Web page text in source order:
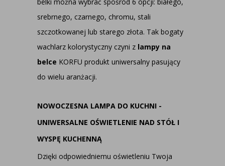
srebrnego, czarnego, chromu, stali
szczotkowanej lub starego złota. Tak bogaty
wachlarz kolorystyczny czyni z lampy na
belce KORFU produkt uniwersalny pasujący
do wielu aranżacji.
NOWOCZESNA LAMPA DO KUCHNI -
UNIWERSALNE OŚWIETLENIE NAD STÓŁ I
WYSPĘ KUCHENNĄ
Dzięki odpowiedniemu oświetleniu Twoja